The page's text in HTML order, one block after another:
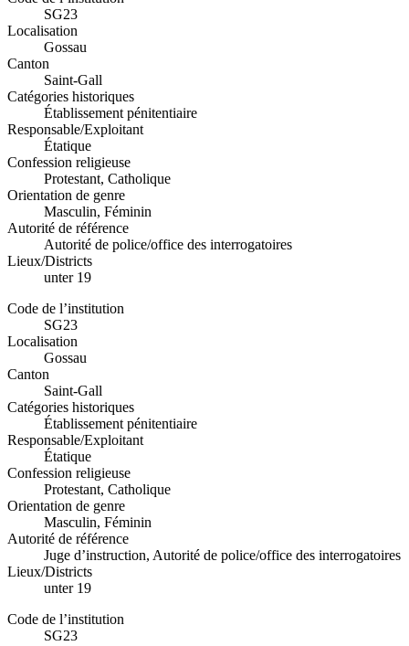
SG23
Localisation
Gossau
Canton
Saint-Gall
Catégories historiques
Établissement pénitentiaire
Responsable/Exploitant
Étatique
Confession religieuse
Protestant, Catholique
Orientation de genre
Masculin, Féminin
Autorité de référence
Autorité de police/office des interrogatoires
Lieux/Districts
unter 19
Code de l’institution
SG23
Localisation
Gossau
Canton
Saint-Gall
Catégories historiques
Établissement pénitentiaire
Responsable/Exploitant
Étatique
Confession religieuse
Protestant, Catholique
Orientation de genre
Masculin, Féminin
Autorité de référence
Juge d’instruction, Autorité de police/office des interrogatoires
Lieux/Districts
unter 19
Code de l’institution
SG23